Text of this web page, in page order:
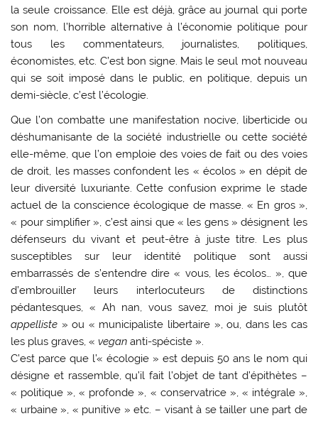
la seule croissance. Elle est déjà, grâce au journal qui porte
son nom, l’horrible alternative à l’économie politique pour
tous les commentateurs, journalistes, politiques,
économistes, etc. C’est bon signe. Mais le seul mot nouveau
qui se soit imposé dans le public, en politique, depuis un
demi-siècle, c’est l’écologie.
Que l’on combatte une manifestation nocive, liberticide ou
déshumanisante de la société industrielle ou cette société
elle-même, que l’on emploie des voies de fait ou des voies
de droit, les masses confondent les « écolos » en dépit de
leur diversité luxuriante. Cette confusion exprime le stade
actuel de la conscience écologique de masse. « En gros »,
« pour simplifier », c’est ainsi que « les gens » désignent les
défenseurs du vivant et peut-être à juste titre. Les plus
susceptibles sur leur identité politique sont aussi
embarrassés de s’entendre dire « vous, les écolos… », que
d’embrouiller leurs interlocuteurs de distinctions
pédantesques, « Ah nan, vous savez, moi je suis plutôt
appelliste » ou « municipaliste libertaire », ou, dans les cas
les plus graves, « vegan anti-spéciste ».
C’est parce que l’« écologie » est depuis 50 ans le nom qui
désigne et rassemble, qu’il fait l’objet de tant d’épithètes –
« politique », « profonde », « conservatrice », « intégrale »,
« urbaine », « punitive » etc. – visant à se tailler une part de